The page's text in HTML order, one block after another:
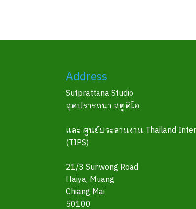
Address
Sutprattana Studio
สุดปรารถนา สตูดิโอ
และ ศูนย์ประสานงาน Thailand
(TIPS)
21/3 Suriwong Road
Haiya, Muang
Chiang Mai
50100